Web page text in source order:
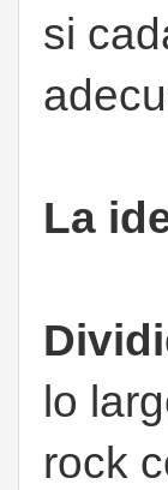
si
La
lo
rock